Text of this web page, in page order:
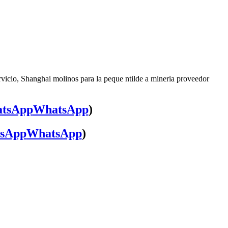
Shanghai molinos para la peque ntilde a mineria proveedor
WhatsApp)
WhatsApp)